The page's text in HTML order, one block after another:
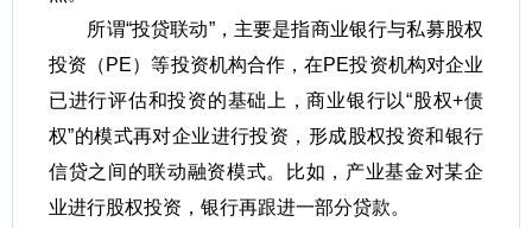
所谓“投贷联动”，主要是指商业银行与私募股权
投资（PE）等投资机构合作，在PE投资机构对企业
已进行评估和投资的基础上，商业银行以“股权+债
权”的模式再对企业进行投资，形成股权投资和银行
信贷之间的联动融资模式。比如，产业基金对某企
业进行股权投资，银行再跟进一部分贷款。